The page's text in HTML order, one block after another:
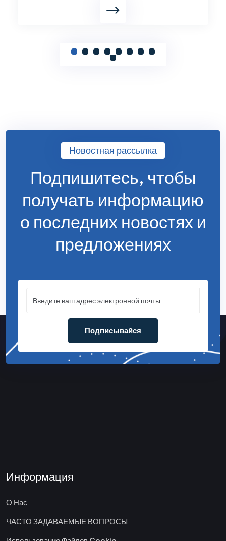
Новостная рассылка
Подпишитесь, чтобы
получать информацию
о последних новостях и
предложениях
Подписывайся
Информация
О Нас
ЧАСТО ЗАДАВАЕМЫЕ ВОПРОСЫ